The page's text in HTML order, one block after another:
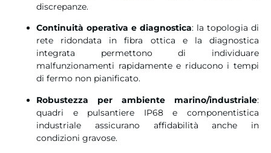
discrepanze.
Continuità operativa e diagnostica: la topologia di
rete ridondata in fibra ottica e la diagnostica
integrata permettono di individuare
malfunzionamenti rapidamente e riducono i tempi
di fermo non pianificato.
Robustezza per ambiente marino/industriale:
quadri e pulsantiere IP68 e componentistica
industriale assicurano affidabilità anche in
condizioni gravose.